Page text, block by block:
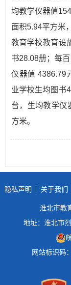
均教学仪器值
面积5.94平方米
教育学校教育设
书28.08册；每
仪器值 4386.79
业学校生均图书
台，生均教学仪
方米。
隐私声明 关于我们
淮北市教
地址：淮北市
网站标识码